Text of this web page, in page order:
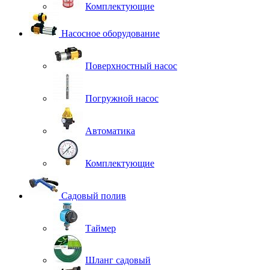
Комплектующие
Насосное оборудование
Поверхностный насос
Погружной насос
Автоматика
Комплектующие
Садовый полив
Таймер
Шланг садовый